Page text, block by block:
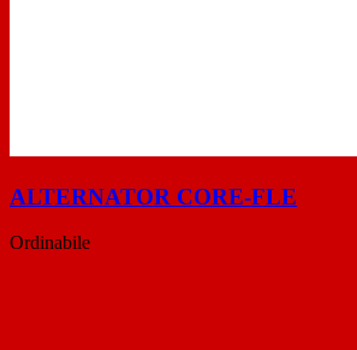
ALTERNATOR CORE-FLE
Ordinabile